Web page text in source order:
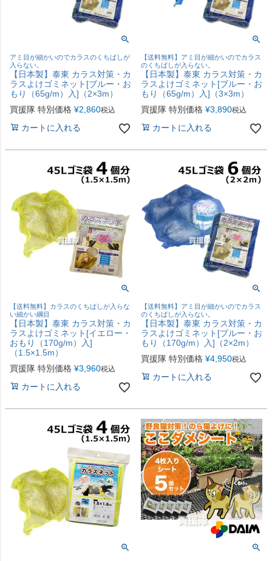
アミ目が細かいのでカラスのくちばしが
入らない。
【日本製】泰東 カラス対策・カ
ラスよけゴミネット[ブルー・お
もり（65g/m）入]（2×3m）
買援隊 特別価格 ¥2,860税込
カートに入れる
【送料無料】アミ目が細かいのでカラス
のくちばしが入らない。
【日本製】泰東 カラス対策・カ
ラスよけゴミネット[ブルー・お
もり（65g/m）入]（3×3m）
買援隊 特別価格 ¥3,890税込
カートに入れる
【送料無料】カラスのくちばしが入らな
い細かい綱目
【日本製】泰東 カラス対策・カ
ラスよけゴミネット[イエロー・
おもり（170g/m）入]
（1.5×1.5m）
買援隊 特別価格 ¥3,960税込
カートに入れる
【送料無料】アミ目が細かいのでカラス
のくちばしが入らない。
【日本製】泰東 カラス対策・カ
ラスよけゴミネット[ブルー・お
もり（170g/m）入]（2×2m）
買援隊 特別価格 ¥4,950税込
カートに入れる